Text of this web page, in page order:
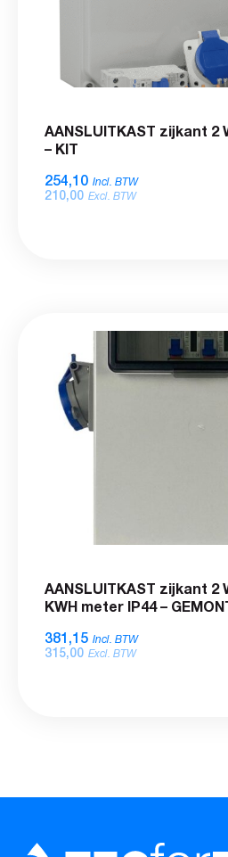
AANSLUITKAST zijkant 2
– KIT
254,10 Incl. BTW
210,00 Excl. BTW
AANSLUITKAST zijkant 2
KWH meter IP44 –
381,15 Incl. BTW
315,00 Excl. BTW